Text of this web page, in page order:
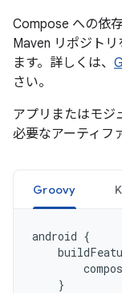
Compose への依
Maven リポジト
ます。詳しくは、
さい。
アプリまたはモジ
必要なアーティフ
Groovy
android {
}